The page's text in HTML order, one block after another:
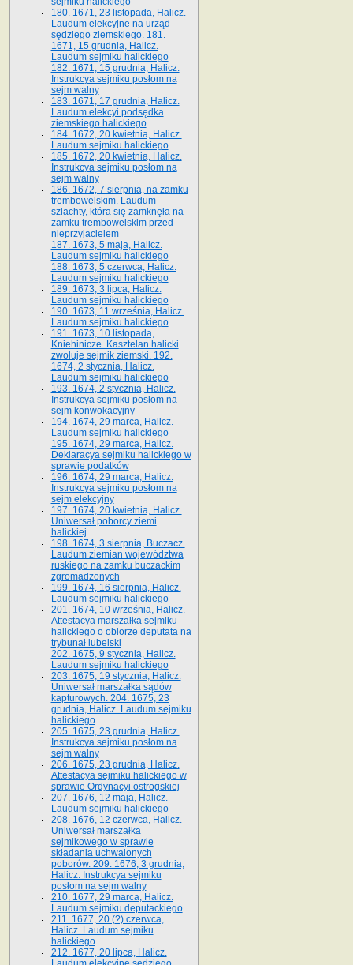
180. 1671, 23 listopada, Halicz.
Laudum elekcyjne na urząd
sędziego ziemskiego. 181.
1671, 15 grudnia, Halicz.
Laudum sejmiku halickiego
182. 1671, 15 grudnia, Halicz.
Instrukcya sejmiku posłom na
sejm walny
183. 1671, 17 grudnia, Halicz.
Laudum elekcyi podsędka
ziemskiego halickiego
184. 1672, 20 kwietnia, Halicz.
Laudum sejmiku halickiego
185. 1672, 20 kwietnia, Halicz.
Instrukcya sejmiku posłom na
sejm walny
186. 1672, 7 sierpnia, na zamku
trembowelskim. Laudum
szlachty, która się zamknęła na
zamku trembowelskim przed
nieprzyjacielem
187. 1673, 5 maja, Halicz.
Laudum sejmiku halickiego
188. 1673, 5 czerwca, Halicz.
Laudum sejmiku halickiego
189. 1673, 3 lipca, Halicz.
Laudum sejmiku halickiego
190. 1673, 11 września, Halicz.
Laudum sejmiku halickiego
191. 1673, 10 listopada,
Kniehinicze. Kasztelan halicki
zwołuje sejmik ziemski. 192.
1674, 2 stycznia, Halicz.
Laudum sejmiku halickiego
193. 1674, 2 stycznia, Halicz.
Instrukcya sejmiku posłom na
sejm konwokacyjny
194. 1674, 29 marca, Halicz.
Laudum sejmiku halickiego
195. 1674, 29 marca, Halicz.
Deklaracya sejmiku halickiego w
sprawie podatków
196. 1674, 29 marca, Halicz.
Instrukcya sejmiku posłom na
sejm elekcyjny
197. 1674, 20 kwietnia, Halicz.
Uniwersał poborcy ziemi
halickiej
198. 1674, 3 sierpnia, Buczacz.
Laudum ziemian województwa
ruskiego na zamku buczackim
zgromadzonych
199. 1674, 16 sierpnia, Halicz.
Laudum sejmiku halickiego
201. 1674, 10 września, Halicz.
Attestacya marszałka sejmiku
halickiego o obiorze deputata na
trybunał lubelski
202. 1675, 9 stycznia, Halicz.
Laudum sejmiku halickiego
203. 1675, 19 stycznia, Halicz.
Uniwersał marszałka sądów
kapturowych. 204. 1675, 23
grudnia, Halicz. Laudum sejmiku
halickiego
205. 1675, 23 grudnia, Halicz.
Instrukcya sejmiku posłom na
sejm walny
206. 1675, 23 grudnia, Halicz.
Attestacya sejmiku halickiego w
sprawie Ordynacyi ostrogskiej
207. 1676, 12 maja, Halicz.
Laudum sejmiku halickiego
208. 1676, 12 czerwca, Halicz.
Uniwersał marszałka
sejmikowego w sprawie
składania uchwalonych
poborów. 209. 1676, 3 grudnia,
Halicz. Instrukcya sejmiku
posłom na sejm walny
210. 1677, 29 marca, Halicz.
Laudum sejmiku deputackiego
211. 1677, 20 (?) czerwca,
Halicz. Laudum sejmiku
halickiego
212. 1677, 20 lipca, Halicz.